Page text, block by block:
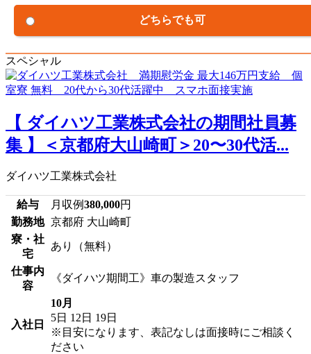
どちらでも可
スペシャル
【 ダイハツ工業株式会社の期間社員募
集 】＜京都府大山崎町＞20〜30代活...
ダイハツ工業株式会社
給与 月収例380,000円
勤務地 京都府 大山崎町
寮・社
宅
あり（無料）
仕事内
容
《ダイハツ期間工》車の製造スタッフ
入社日
10月
5日 12日 19日
※目安になります、表記なしは面接時にご相談く
ださい